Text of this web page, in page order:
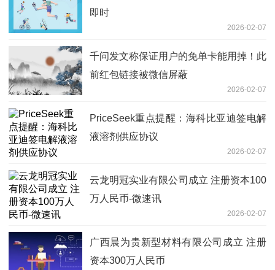
即时
2026-02-07
千问发文称保证用户的免单卡能用掉！此
前红包链接被微信屏蔽
2026-02-07
PriceSeek重点提醒：海科比亚迪签电解
液溶剂供应协议
2026-02-07
云龙明冠实业有限公司成立 注册资本100
万人民币-微速讯
2026-02-07
广西晨为贵新型材料有限公司成立 注册
资本300万人民币